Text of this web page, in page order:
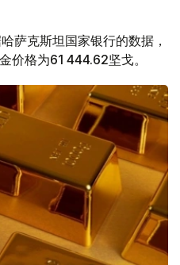
萨克斯坦国家银行的数据，
价格为61 444.62坚戈。